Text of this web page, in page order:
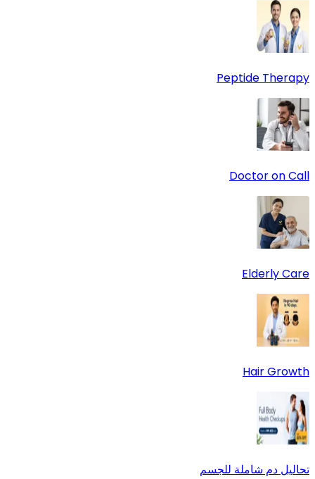
Peptide Therapy
Doctor on Call
Elderly Care
Hair Growth
تحاليل دم شاملة للجسم